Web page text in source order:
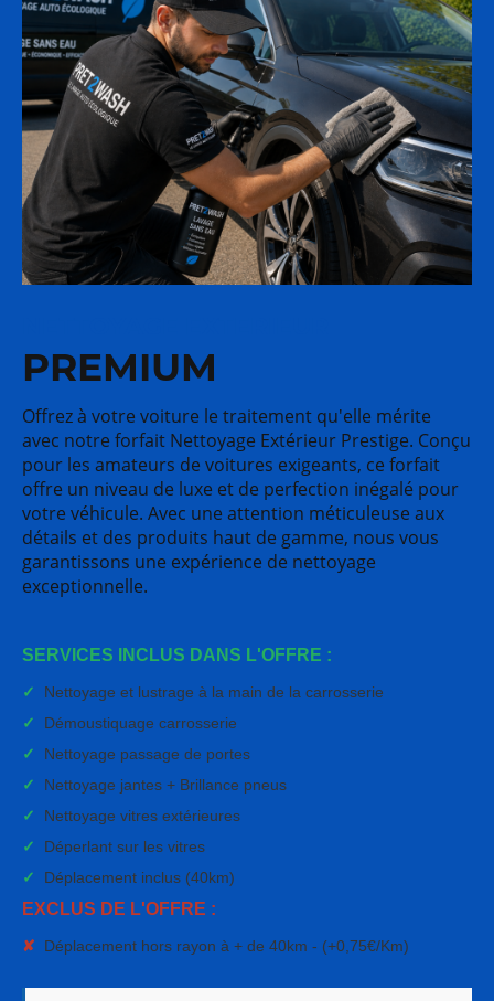
PREMIUM
Offrez à votre voiture le traitement qu'elle mérite
avec notre forfait Nettoyage Extérieur Prestige. Conçu
pour les amateurs de voitures exigeants, ce forfait
offre un niveau de luxe et de perfection inégalé pour
votre véhicule. Avec une attention méticuleuse aux
détails et des produits haut de gamme, nous vous
garantissons une expérience de nettoyage
exceptionnelle.
SERVICES INCLUS DANS L'OFFRE :
✓
Nettoyage et lustrage à la main de la carrosserie
✓
Démoustiquage carrosserie
✓
Nettoyage passage de portes
✓
Nettoyage jantes + Brillance pneus
✓
Nettoyage vitres extérieures
✓
Déperlant sur les vitres
✓
Déplacement inclus (40km)
EXCLUS DE L'OFFRE :
✘ Déplacement hors rayon à + de 40km - (+0,75€/Km)